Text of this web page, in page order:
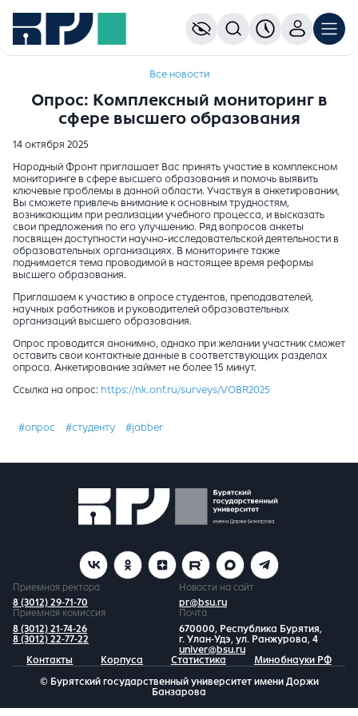
Все новости
Опрос: Комплексный мониторинг в
сфере высшего образования
14 октября 2025
Народный Фронт приглашает Вас принять участие в комплексном
мониторинге в сфере высшего образования и помочь выявить
ключевые проблемы в данной области. Участвуя в анкетировании,
Вы сможете привлечь внимание к основным трудностям,
возникающим при реализации учебного процесса, и высказать
свои предложения по его улучшению. Ряд вопросов анкеты
посвящен доступности научно-исследовательской деятельности в
образовательных организациях. В мониторинге также
поднимается тема проводимой в настоящее время реформы
высшего образования.
Приглашаем к участию в опросе студентов, преподавателей,
научных работников и руководителей образовательных
организаций высшего образования.
Опрос проводится анонимно, однако при желании участник сможет
оставить свои контактные данные в соответствующих разделах
опроса. Анкетирование займет не более 15 минут.
Ссылка на опрос: https://nk.onf.ru/surveys/VOBR2025
#опрос #студенту #jabber
Приемная ректора
8 (3012) 29-71-70
Новости на сайт
pr@bsu.ru
Приемная комиссия
8 (3012) 21-74-26
8 (3012) 22-77-22
Почта
670000, Республика Бурятия,
г. Улан-Удэ, ул. Ранжурова, 4
univer@bsu.ru
Контакты
Корпуса Статистика Минобнауки РФ
© Бурятский государственный университет имени Доржи
Банзарова